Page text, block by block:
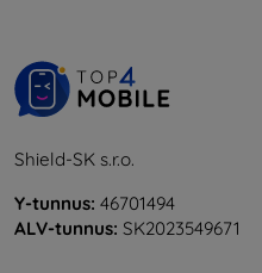
Shield-SK s.r.o.
Y-tunnus: 46701494
ALV-tunnus: SK2023549671